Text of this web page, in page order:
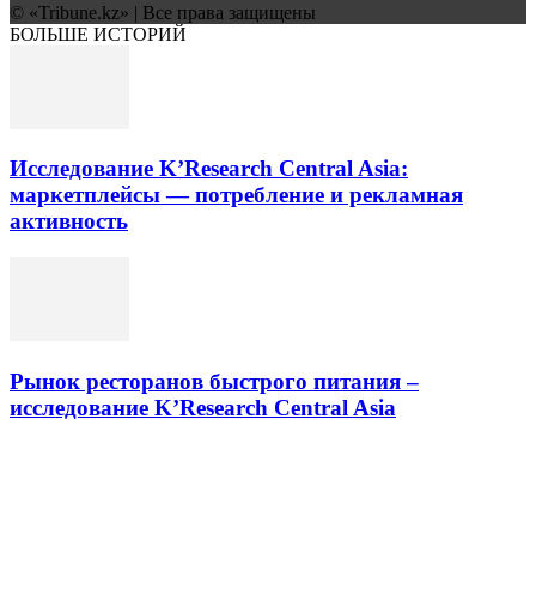
© «Tribune.kz» | Все права защищены
БОЛЬШЕ ИСТОРИЙ
Исследование K’Research Central Asia:
маркетплейсы — потребление и рекламная
активность
Рынок ресторанов быстрого питания –
исследование K’Research Central Asia